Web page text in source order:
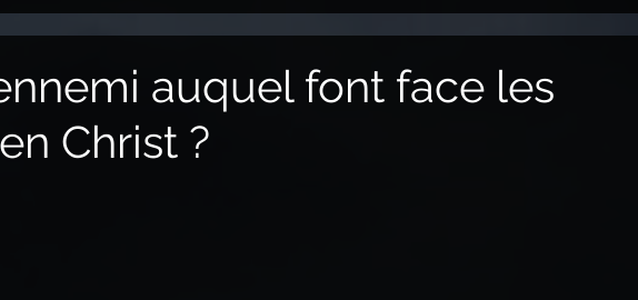
de Dieu La vie après la mort
auquel font face les
Christ ?